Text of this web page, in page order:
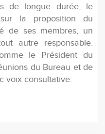
de longue durée, le
la proposition du
de ses membres, un
autre responsable.
le Président du
du Bureau et de
voix consultative.